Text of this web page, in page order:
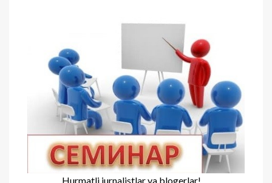
Hurmatli jurnalistlar va blogerlar!